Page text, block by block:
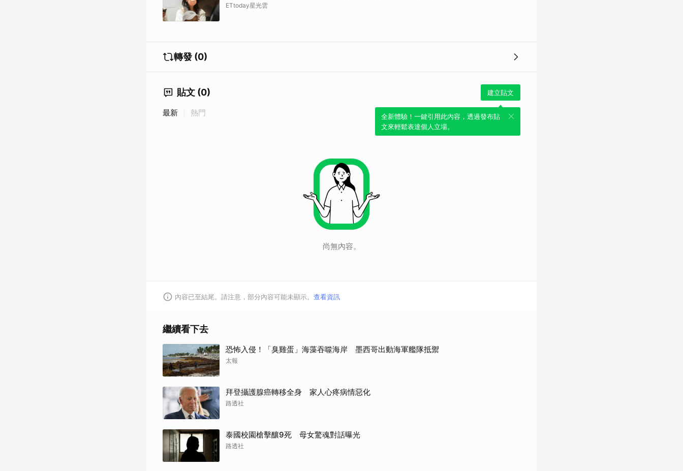
ETtoday星光雲
轉發 (0)
貼文 (0) 建立貼文
全新體驗！一鍵引用此內容，透過發布貼
文來輕鬆表達個人立場。
最新 熱門
尚無內容。
內容已至結尾。請注意，部分內容可能未顯示。 查看資訊
繼續看下去
恐怖入侵！「臭雞蛋」海藻吞噬海岸 墨西哥出動海軍艦隊抵禦
太報
拜登攝護腺癌轉移全身 家人心疼病情惡化
路透社
泰國校園槍擊釀9死 母女驚魂對話曝光
路透社